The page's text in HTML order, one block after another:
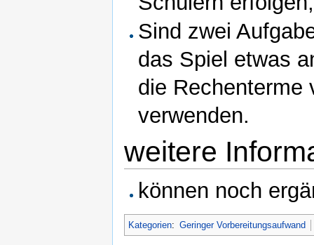
Sind zwei
das Spiel etwas
die Rechenterme
verwenden.
weitere
können noch
Kategorien: Geringer Vorbereitungsaufwand